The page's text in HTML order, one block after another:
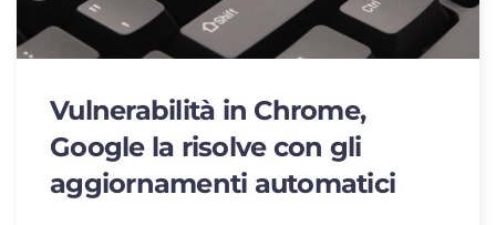
Vulnerabilità in Chrome,
Google la risolve con gli
aggiornamenti automatici